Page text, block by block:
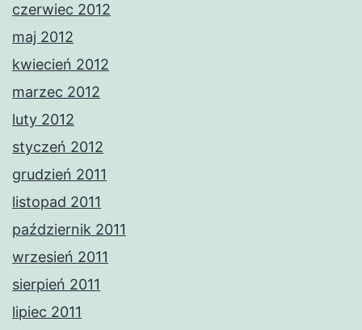
czerwiec 2012
maj 2012
kwiecień 2012
marzec 2012
luty 2012
styczeń 2012
grudzień 2011
listopad 2011
październik 2011
wrzesień 2011
sierpień 2011
lipiec 2011